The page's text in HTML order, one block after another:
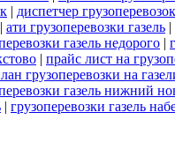
| диспетчер
| ати грузоперевозки газель |
газель недорого |
| прайс лист на
грузоперевозки на
газель нижний
| грузоперевозки газель